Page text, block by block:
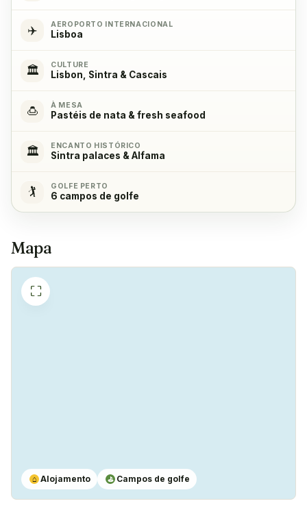
Sim
✓ Fogão
Sim
Frigorífico
Sim
Sim
✓
Máquina de café
Sim
✈️ AEROPORTO INTERNACIONAL
Lisboa
🏛️ CULTURE
Lisbon, Sintra & Cascais
🍮 À MESA
Pastéis de nata & fresh seafood
🏛️ ENCANTO HISTÓRICO
Sintra palaces & Alfama
🏌️ GOLFE PERTO
6 campos de golfe
Mapa
⛶
⌂ Alojamento ⛳ Campos de golfe